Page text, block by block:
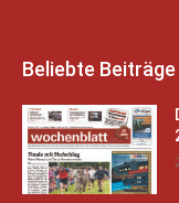
Beliebte Beiträge